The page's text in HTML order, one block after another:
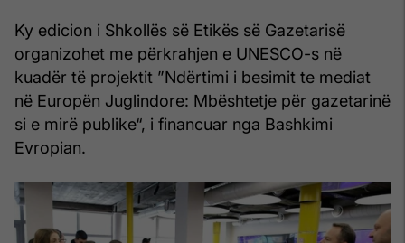
Ky edicion i Shkollës së Etikës së Gazetarisë
organizohet me përkrahjen e UNESCO-s në
kuadër të projektit ”Ndërtimi i besimit te mediat
në Europën Juglindore: Mbështetje për gazetarinë
si e mirë publike“, i financuar nga Bashkimi
Evropian.